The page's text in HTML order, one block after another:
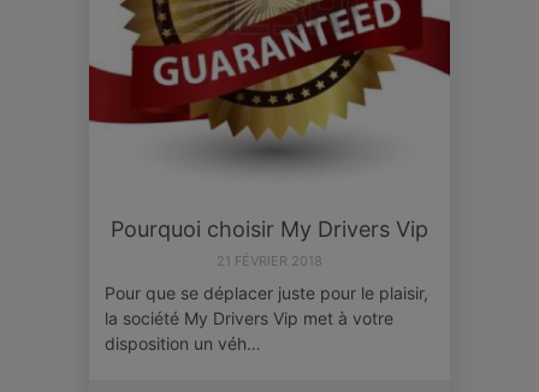
Pourquoi choisir My Drivers Vip
21 FÉVRIER 2018
Pour que se déplacer juste pour le plaisir,
la société My Drivers Vip met à votre
disposition un véh…